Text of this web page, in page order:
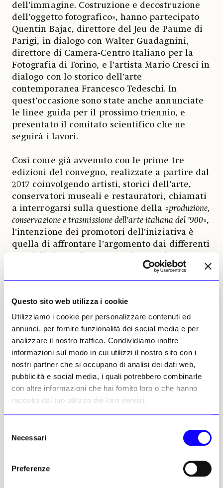
Questo sito web utilizza i cookie
Utilizziamo i cookie per personalizzare contenuti ed
annunci, per fornire funzionalità dei social media e per
analizzare il nostro traffico. Condividiamo inoltre
informazioni sul modo in cui utilizzi il nostro sito con i
nostri partner che si occupano di analisi dei dati web,
pubblicità e social media, i quali potrebbero combinarle
con altre informazioni che hai fornito loro o che hanno
raccolto dal tuo utilizzo dei loro servizi.
delNecessari
Preferenze
dell’immagine. Costruzione e decostruzione
dell’oggetto fotografico», hanno partecipato
Quentin Bajac, direttore del Jeu de Paume di
Parigi, in dialogo con Walter Guadagnini,
direttore di Camera-Centro Italiano per la
Fotografia di Torino, e l’artista Mario Cresci in
dialogo con lo storico dell’arte
contemporanea Francesco Tedeschi. In
quest’occasione sono state anche annunciate
le linee guida per il prossimo triennio, e
presentato il comitato scientifico che ne
seguirà i lavori.
Così come già avvenuto con le prime tre
edizioni del convegno, realizzate a partire dal
2017 coinvolgendo artisti, storici dell’arte,
conservatori museali e restauratori, chiamati
a interrogarsi sulla questione della «produzione,
conservazione e trasmissione dell’arte italiana del ’900»,
l’intenzione dei promotori dell’iniziativa è
quella di affrontare l’argomento dai differenti
spazieranno dalla conservazione della
fotografia come oggetto d’arte nel 2022,
ad arrivare alle opere d’arte prodotte
digitalmente nel 2024.
Se emerge in questo caso l’interesse per un
prodotto visivo sempre più smaterializzato, il
seminario internazionale organizzato per il 13
e il 14 dicembre da Faf Toscana (Fondazione
Alinari per la Fotografia in collaborazione con
l’Opificio delle Pietre Dure di Firenze), si
Intitolato «Unicum. La fotografia nell’era della
sua non-riproducibilità tecnica» e realizzato
grazie al bando Strategia Fotografia 2020 e al